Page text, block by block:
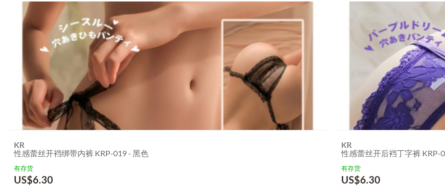
KR
性感蕾丝开裆绑带内裤 KRP-019 - 黑色
有存货
US$6.30
KR
性感蕾丝开后裆丁字裤 KRP-
有存货
US$6.30